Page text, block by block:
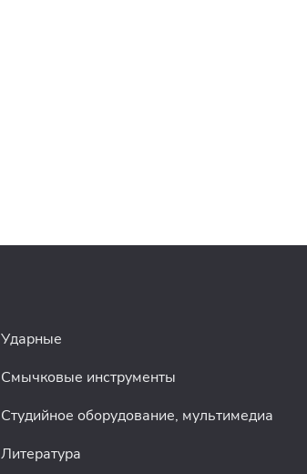
Ударные
Смычковые инструменты
Студийное оборудование, мультимедиа
Литература